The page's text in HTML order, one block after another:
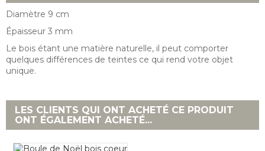
Diamètre 9 cm
Épaisseur 3 mm
Le bois étant une matière naturelle, il peut comporter
quelques différences de teintes ce qui rend votre objet
unique.
LES CLIENTS QUI ONT ACHETÉ CE PRODUIT
ONT ÉGALEMENT ACHETÉ...